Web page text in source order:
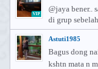
VIP
@jaya bener..
di grup
Astuti1985
Bagus dong
kshtn mata n